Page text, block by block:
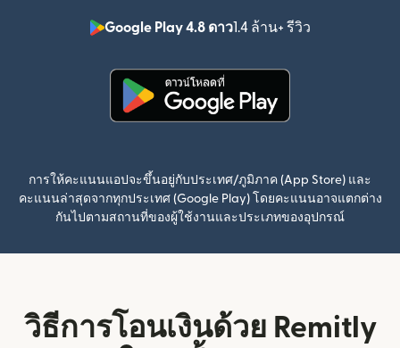
Google Play 4.8 ดาว1.4 ล้าน+ รีวิว
(เปิดในหน้าต่
การให้คะแนนแอปจะขึ้นอยู่กับประเทศ/ภูมิภาค (App Store) และ
คะแนนล่าสุดจากทุกประเทศ (Google Play) โดยคะแนนอาจแตกต่าง
กันไปตามสถานที่ของผู้ใช้งานและประเภทของอุปกรณ์
วิธีการโอนเงินด้วย Remitly